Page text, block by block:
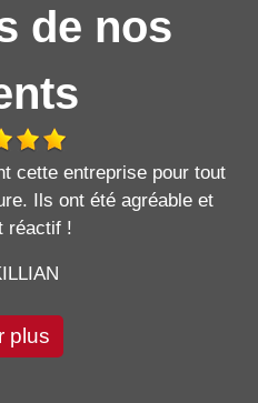
de nos
cette entreprise pour tout
Ils ont été agréable et
réactif !
plus